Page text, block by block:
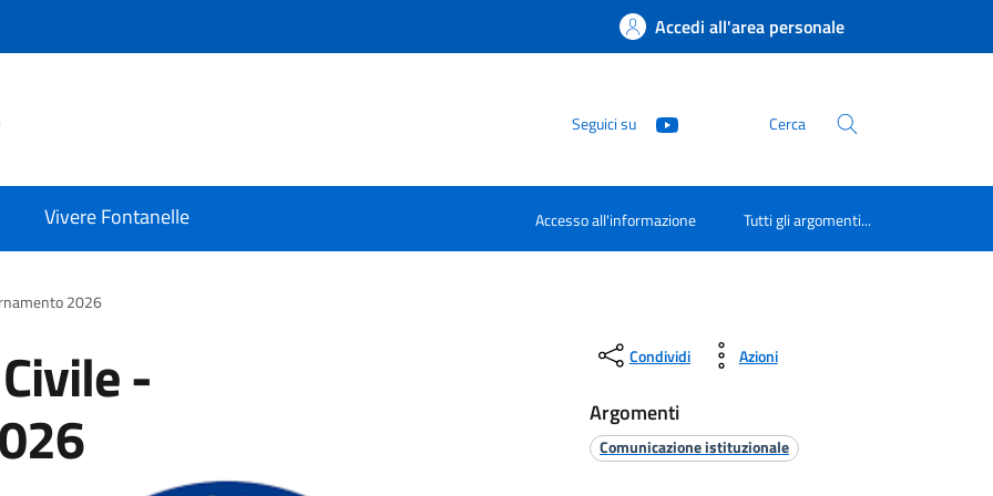
Accedi all'area personale
Seguici su Cerca
Vivere Fontanelle Accesso all'informazione Tutti gli argomenti...
2026
- Condividi Azioni
Argomenti
Comunicazione istituzionale